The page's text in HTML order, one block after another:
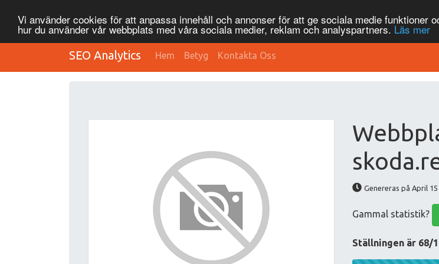
Vi använder cookies för att anpassa innehåll och annonser för att ge sociala medie funktioner
hur du använder vår webbplats med våra sociala medier, reklam och analyspartners. Läs mer
SEO Analytics Hem Betyg Kontakta Oss
Genereras på April 15
Gammal statistik?
Ställningen är 68/